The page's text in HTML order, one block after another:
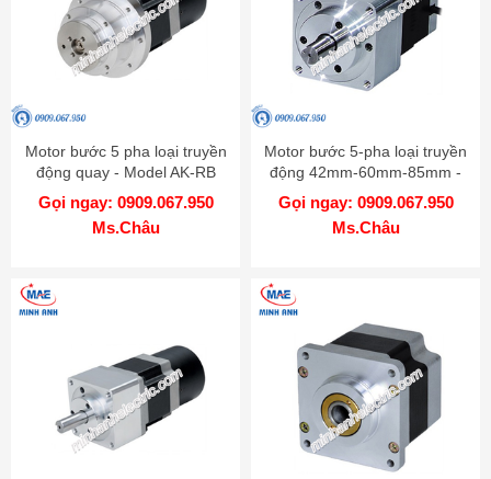
Motor bước 5 pha loại truyền
động quay - Model AK-RB
Gọi ngay: 0909.067.950
Ms.Châu
Motor bước 5-pha loại truyền
động 42mm-60mm-85mm -
Model AK-G
Gọi ngay: 0909.067.950
Ms.Châu